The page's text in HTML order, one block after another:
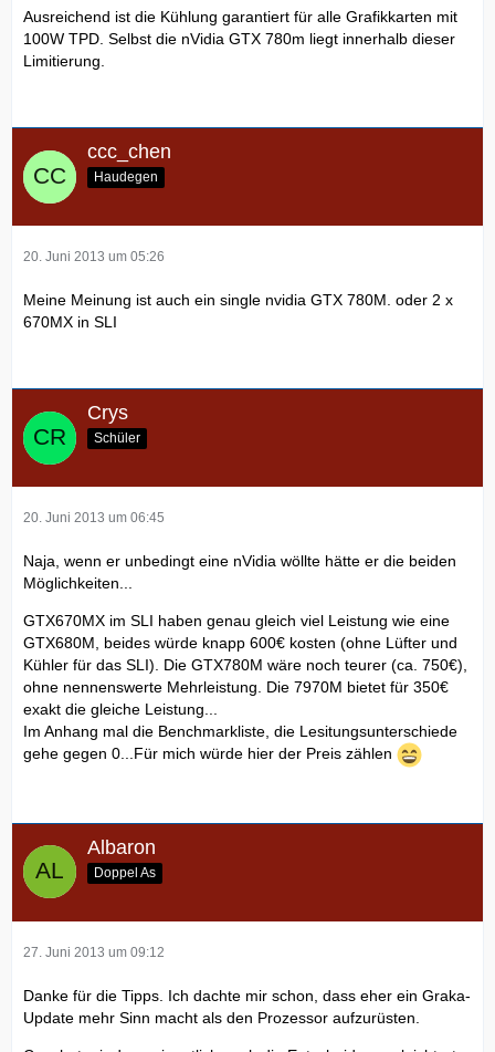
Ausreichend ist die Kühlung garantiert für alle Grafikkarten mit
100W TPD. Selbst die nVidia GTX 780m liegt innerhalb dieser
Limitierung.
ccc_chen
Haudegen
20. Juni 2013 um 05:26
Meine Meinung ist auch ein single nvidia GTX 780M. oder 2 x
670MX in SLI
Crys
Schüler
20. Juni 2013 um 06:45
Naja, wenn er unbedingt eine nVidia wöllte hätte er die beiden
Möglichkeiten...
GTX670MX im SLI haben genau gleich viel Leistung wie eine
GTX680M, beides würde knapp 600€ kosten (ohne Lüfter und
Kühler für das SLI). Die GTX780M wäre noch teurer (ca. 750€),
ohne nennenswerte Mehrleistung. Die 7970M bietet für 350€
exakt die gleiche Leistung...
Im Anhang mal die Benchmarkliste, die Lesitungsunterschiede
gehe gegen 0...Für mich würde hier der Preis zählen
Albaron
Doppel As
27. Juni 2013 um 09:12
Danke für die Tipps. Ich dachte mir schon, dass eher ein Graka-
Update mehr Sinn macht als den Prozessor aufzurüsten.